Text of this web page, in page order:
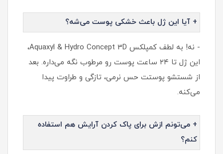
+ آیا این ژل باعث خشکی پوست می‌شه؟
- نه! به لطف کمپلکس Aquaxyl & Hydro Concept 3D،
این ژل تا ۲۴ ساعت پوست رو مرطوب نگه می‌داره. بعد
از شستشو پوستت حس نرمی، تازگی و طراوت پیدا
می‌کنه.
+ می‌تونم ازش برای پاک کردن آرایش هم استفاده
کنم؟